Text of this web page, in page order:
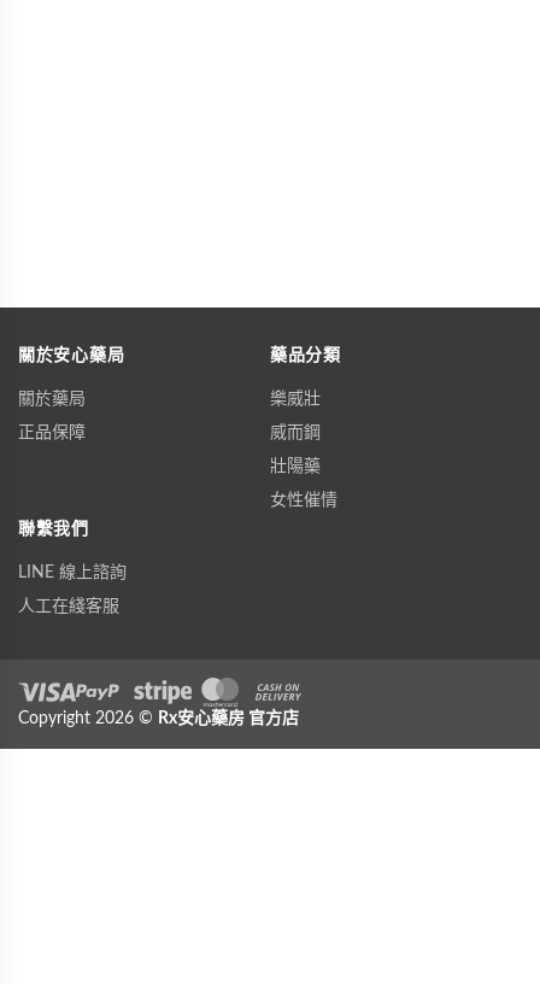
關於安心藥局
關於藥局
正品保障
藥品分類
樂威壯
威而鋼
壯陽藥
女性催情
聯繫我們
LINE 線上諮詢
人工在綫客服
Visa PayPalStripe MasterCardCash On Delivery
Copyright 2026 © Rx安心藥房 官方店